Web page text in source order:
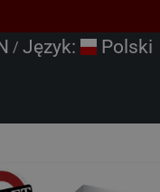
/ Język:
Polski